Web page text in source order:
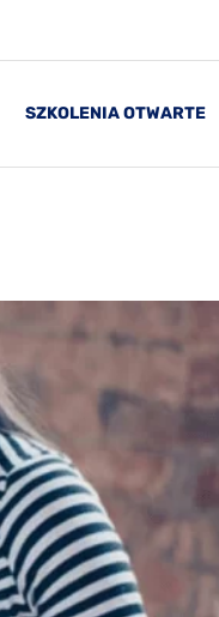
SZKOLENIA OTWARTE